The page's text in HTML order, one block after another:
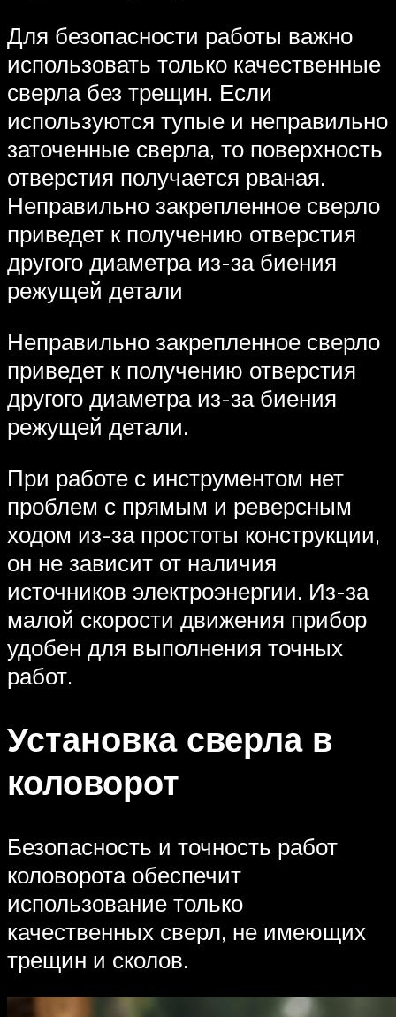
Для безопасности работы важно
использовать только качественные
сверла без трещин. Если
используются тупые и неправильно
заточенные сверла, то поверхность
отверстия получается рваная.
Неправильно закрепленное сверло
приведет к получению отверстия
другого диаметра из-за биения
режущей детали
Неправильно закрепленное сверло
приведет к получению отверстия
другого диаметра из-за биения
режущей детали.
При работе с инструментом нет
проблем с прямым и реверсным
ходом из-за простоты конструкции,
он не зависит от наличия
источников электроэнергии. Из-за
малой скорости движения прибор
удобен для выполнения точных
работ.
Установка сверла в
коловорот
Безопасность и точность работ
коловорота обеспечит
использование только
качественных сверл, не имеющих
трещин и сколов.